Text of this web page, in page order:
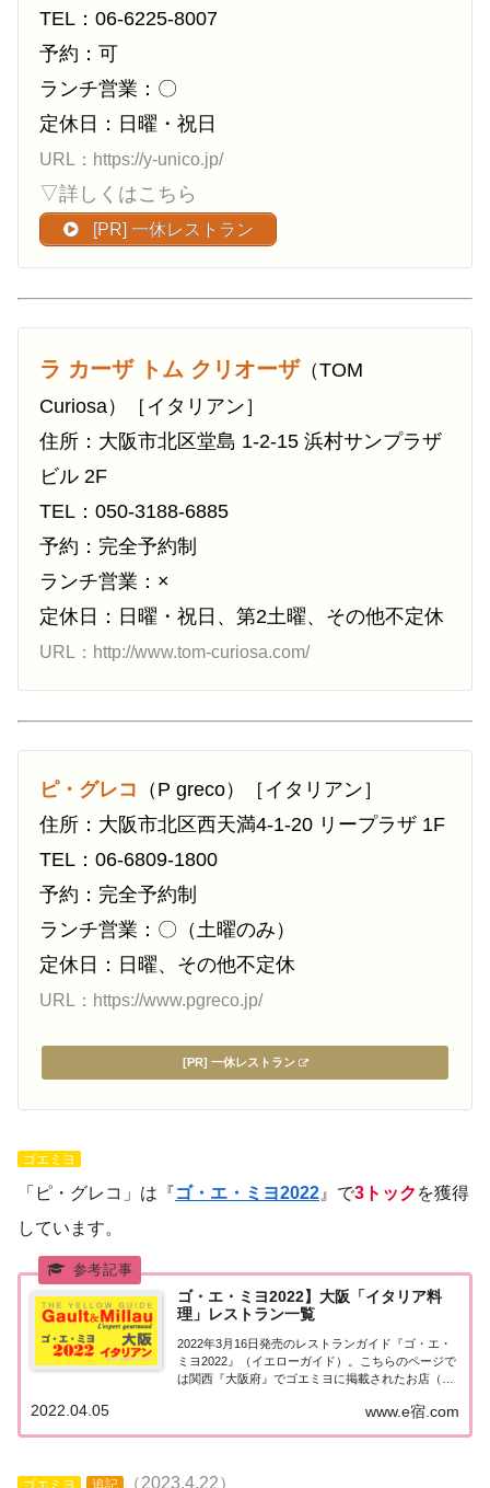
TEL：06-6225-8007
予約：可
ランチ営業：〇
定休日：日曜・祝日
URL：https://y-unico.jp/
▽詳しくはこちら
[PR] 一休レストラン
ラ カーザ トム クリオーザ （TOM
Curiosa）［イタリアン］
住所：大阪市北区堂島 1-2-15 浜村サンプラザ
ビル 2F
TEL：050-3188-6885
予約：完全予約制
ランチ営業：×
定休日：日曜・祝日、第2土曜、その他不定休
URL：http://www.tom-curiosa.com/
ピ・グレコ （P greco）［イタリアン］
住所：大阪市北区西天満4-1-20 リープラザ 1F
TEL：06-6809-1800
予約：完全予約制
ランチ営業：〇（土曜のみ）
定休日：日曜、その他不定休
URL：https://www.pgreco.jp/
[PR] 一休レストラン
ゴエミヨ
「ピ・グレコ」は『ゴ・エ・ミヨ2022 』で3トック を獲得
しています。
ゴ・エ・ミヨ2022】大阪「イタリア料
理」レストラン一覧
2022年3月16日発売のレストランガイド『ゴ・エ・
ミヨ2022』（イエローガイド）。こちらのページで
は関西『大阪府』でゴエミヨに掲載されたお店（飲
ン）のお店を一覧にまとめました。ゴエミヨ
www.e宿.com
2022.04.05
ゴエミヨ 追記
（2023.4.22）